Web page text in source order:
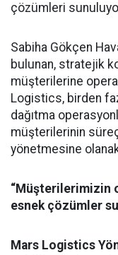
çözümleri
Sabiha Gökçen
bulunan, stratejik
müşterilerine
Logistics, birden
dağıtma
müşterilerinin
yönetmesine
“Müşterilerimizin
esnek çözümler
Mars Logistics